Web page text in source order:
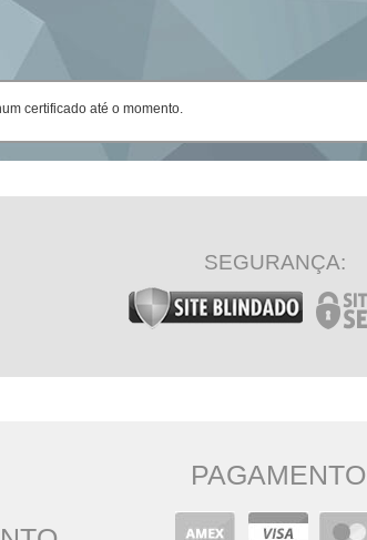
certificado até o momento.
SEGURANÇA:
PAGAMENTO